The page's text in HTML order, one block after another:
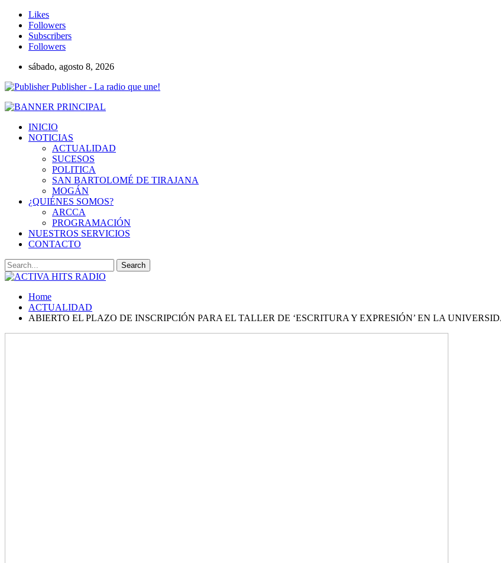
Likes
Followers
Subscribers
Followers
sábado, agosto 8, 2026
Publisher - La radio que une!
INICIO
NOTICIAS
ACTUALIDAD
SUCESOS
POLITICA
SAN BARTOLOMÉ DE TIRAJANA
MOGÁN
¿QUIÉNES SOMOS?
ARCCA
PROGRAMACIÓN
NUESTROS SERVICIOS
CONTACTO
Home
ACTUALIDAD
ABIERTO EL PLAZO DE INSCRIPCIÓN PARA EL TALLER DE ‘ESCRITURA Y EXPRESIÓN’ EN LA